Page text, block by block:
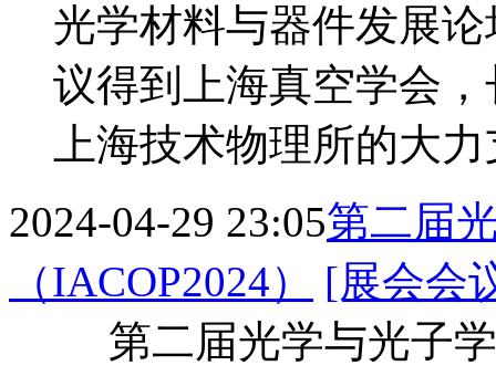
光学材料与器件发展
议得到上海真空学会
上海技术物理所的大
2024-04-29 23:05第二届
（IACOP2024）
[展会会
第二届光学与光子学